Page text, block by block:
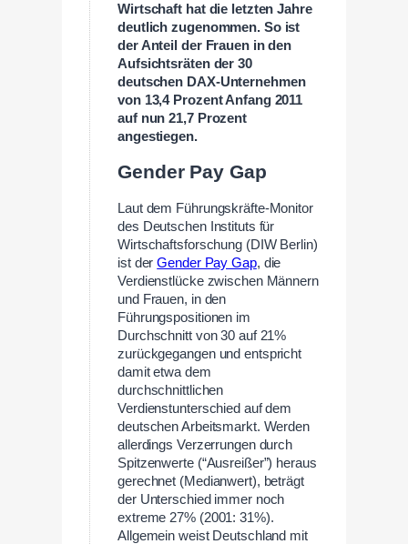
Wirtschaft hat die letzten Jahre
deutlich zugenommen. So ist
der Anteil der Frauen in den
Aufsichtsräten der 30
deutschen DAX-Unternehmen
von 13,4 Prozent Anfang 2011
auf nun 21,7 Prozent
angestiegen.
Gender Pay Gap
Laut dem Führungskräfte-Monitor
des Deutschen Instituts für
Wirtschaftsforschung (DIW Berlin)
ist derGender Pay Gap, die
Verdienstlücke zwischen Männern
und Frauen, in den
Führungspositionen im
Durchschnitt von 30 auf 21%
zurückgegangen und entspricht
damit etwa dem
durchschnittlichen
Verdienstunterschied auf dem
deutschen Arbeitsmarkt. Werden
allerdings Verzerrungen durch
Spitzenwerte (“Ausreißer”) heraus
gerechnet (Medianwert), beträgt
der Unterschied immer noch
extreme 27% (2001: 31%).
Allgemein weist Deutschland mit